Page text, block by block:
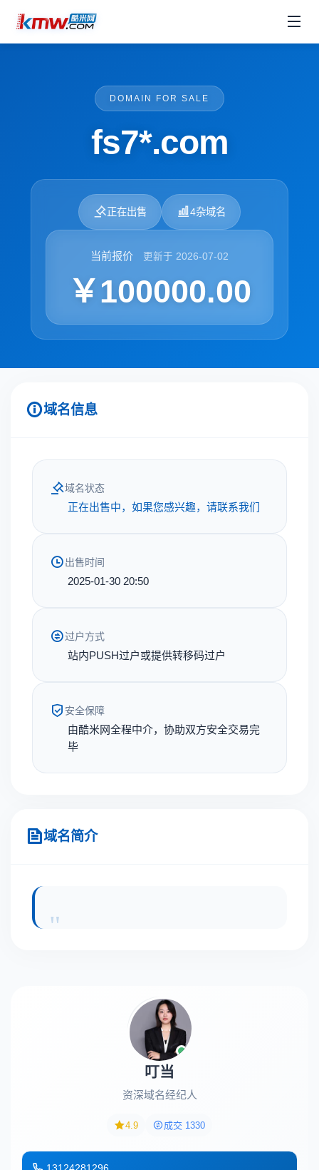
DOMAIN FOR SALE
fs7*.com
正在出售 4杂域名
当前报价 更新于 2026-07-02
￥100000.00
域名信息
域名状态
正在出售中，如果您感兴趣，请联系我们
出售时间
2025-01-30 20:50
过户方式
站内PUSH过户或提供转移码过户
安全保障
由酷米网全程中介，协助双方安全交易完
毕
域名简介
叮当
资深域名经纪人
4.9 成交 1330